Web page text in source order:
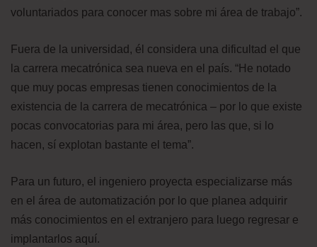
voluntariados para conocer mas sobre mi área de trabajo”.
Fuera de la universidad, él considera una dificultad el que
la carrera mecatrónica sea nueva en el país. “He notado
que muy pocas empresas tienen conocimientos de la
existencia de la carrera de mecatrónica – por lo que existe
pocas convocatorias para mi área, pero las que, si lo
hacen, sí explotan bastante el tema”.
Para un futuro, el ingeniero proyecta especializarse más
en el área de automatización por lo que planea adquirir
más conocimientos en el extranjero para luego regresar e
implantarlos aquí.